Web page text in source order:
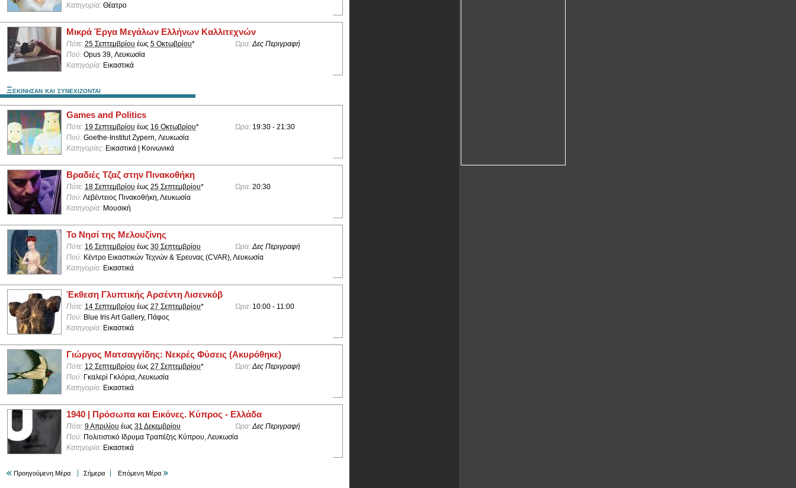
Κατηγορία: Θέατρο
Μικρά Έργα Μεγάλων Ελλήνων Καλλιτεχνών
Πότε: 25 Σεπτεμβρίου έως 5 Οκτωβρίου* Ώρα: Δες Περιγραφή
Πού: Opus 39, Λευκωσία
Κατηγορία: Εικαστικά
Ξεκινησαν και συνεχιζονται
Games and Politics
Πότε: 19 Σεπτεμβρίου έως 16 Οκτωβρίου* Ώρα: 19:30 - 21:30
Πού: Goethe-Institut Zypern, Λευκωσία
Κατηγορίες: Εικαστικά | Κοινωνικά
Βραδιές Τζαζ στην Πινακοθήκη
Πότε: 18 Σεπτεμβρίου έως 25 Σεπτεμβρίου* Ώρα: 20:30
Πού:Λεβέντειος Πινακοθήκη, Λευκωσία
Κατηγορία: Μουσική
Το Νησί της Μελουζίνης
Πότε: 16 Σεπτεμβρίου έως 30 Σεπτεμβρίου Ώρα:Δες Περιγραφή
Πού: Κέντρο Εικαστικών Τεχνών & Έρευνας (CVAR), Λευκωσία
Κατηγορία: Εικαστικά
Έκθεση Γλυπτικής Αρσέντη Λισενκόβ
Πότε: 14 Σεπτεμβρίου έως 27 Σεπτεμβρίου* Ώρα: 10:00 - 11:00
Πού: Blue Iris Art Gallery, Πάφος
Κατηγορία: Εικαστικά
Γιώργος Ματσαγγίδης: Νεκρές Φύσεις (Ακυρόθηκε)
Πότε: 12 Σεπτεμβρίου έως 27 Σεπτεμβρίου* Ώρα:Δες Περιγραφή
Πού: Γκαλερί Γκλόρια, Λευκωσία
Κατηγορία: Εικαστικά
1940 | Πρόσωπα και Εικόνες. Κύπρος - Ελλάδα
Πότε: 9 Απριλίου έως 31 Δεκεμβρίου Ώρα:Δες Περιγραφή
Πού: Πολιτιστικό Ιδρυμα Τραπέζης Κύπρου, Λευκωσία
Κατηγορία: Εικαστικά
Προηγούμενη Μέρα Σήμερα Επόμενη Μέρα